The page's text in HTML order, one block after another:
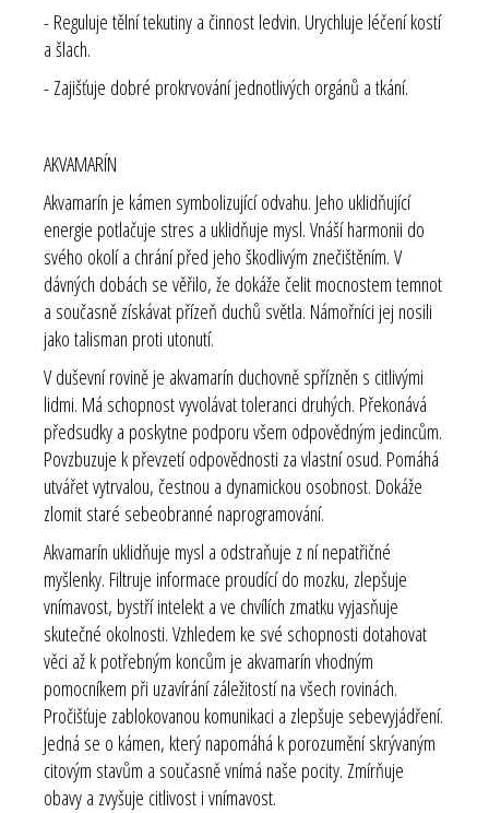
- Reguluje tělní tekutiny a činnost ledvin. Urychluje léčení kostí
a šlach.
- Zajišťuje dobré prokrvování jednotlivých orgánů a tkání.
AKVAMARÍN
Akvamarín je kámen symbolizující odvahu. Jeho uklidňující
energie potlačuje stres a uklidňuje mysl. Vnáší harmonii do
svého okolí a chrání před jeho škodlivým znečištěním. V
dávných dobách se věřilo, že dokáže čelit mocnostem temnot
a současně získávat přízeň duchů světla. Námořníci jej nosili
jako talisman proti utonutí.
V duševní rovině je akvamarín duchovně spřízněn s citlivými
lidmi. Má schopnost vyvolávat toleranci druhých. Překonává
předsudky a poskytne podporu všem odpovědným jedincům.
Povzbuzuje k převzetí odpovědnosti za vlastní osud. Pomáhá
utvářet vytrvalou, čestnou a dynamickou osobnost. Dokáže
zlomit staré sebeobranné naprogramování.
Akvamarín uklidňuje mysl a odstraňuje z ní nepatřičné
myšlenky. Filtruje informace proudící do mozku, zlepšuje
vnímavost, bystří intelekt a ve chvílích zmatku vyjasňuje
skutečné okolnosti. Vzhledem ke své schopnosti dotahovat
věci až k potřebným koncům je akvamarín vhodným
pomocníkem při uzavírání záležitostí na všech rovinách.
Pročišťuje zablokovanou komunikaci a zlepšuje sebevyjádření.
Jedná se o kámen, který napomáhá k porozumění skrývaným
citovým stavům a současně vnímá naše pocity. Zmírňuje
obavy a zvyšuje citlivost i vnímavost.